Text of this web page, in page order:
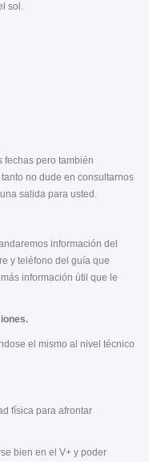
sol.
fechas pero también
no dude en consultarnos
salida para usted.
información del
y teléfono del guía que
información útil que le
el mismo al nivel técnico
física para afrontar
bien en el V+ y poder